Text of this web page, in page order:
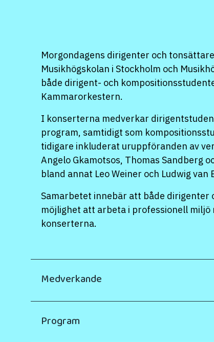
Morgondagens dirigenter och
Musikhögskolan i Stockholm och
både dirigent- och
Kammarorkestern.
I konserterna medverkar
program, samtidigt som
tidigare inkluderat uruppföranden av
Angelo Gkamotsos, Thomas Sandberg
bland annat LeoWeiner och Ludwig van
Samarbetet innebär att både
möjlighet att arbeta i professionell
konserterna.
Medverkande
Program